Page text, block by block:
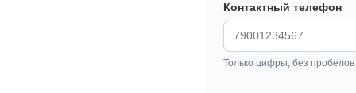
Контактный телефон
Только цифры, без